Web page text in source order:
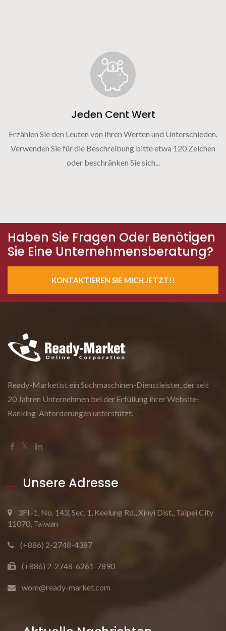
Jeden Cent Wert
Erzählen Sie den Leuten von Ihren Werten und Unterschieden.
Verwenden Sie für die Beschreibung bitte etwa 120 Zeichen
oder beschränken Sie sich...
Haben Sie Fragen Oder Benötigen
Sie Eine Unternehmensberatung?
KONTAKTIEREN SIE MICH JETZT!!
Ready-Marketist ein Suchmaschinen-Dienstleister, der seit
20 Jahren Unternehmen bei der Erfüllung ihrer Website-
Ranking-Anforderungen unterstützt.
Unsere Adresse
3Fl.-1, No. 143, Sec. 1, Keelung Rd., Xinyi Dist., Taipei City
11070, Taiwan
(+886) 2-2748-4387
(+886) 2-2748-6261-7890
wom@ready-market.com